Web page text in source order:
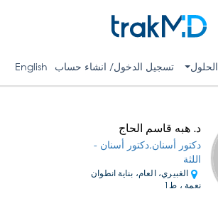
الحلول تسجيل الدخول/ انشاء حساب English
د. هبه قاسم الحاج
دكتور أسنان,دكتور أسنان -
اللثة
الغبيري، العام، بناية انطوان
نعمة ، ط1